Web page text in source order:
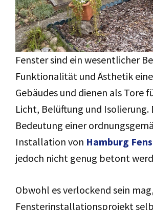
Fenster sind ein wesentlicher
Funktionalität und Ästhetik
Gebäudes und dienen als Tore
Licht, Belüftung und Isolierung.
Bedeutung einer
Installation von Hamburg
jedoch nicht genug betont
Obwohl es verlockend sein
Fensterinstallationsprojekt